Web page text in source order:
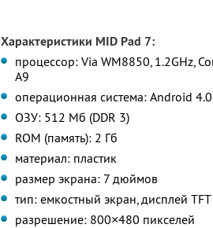
Характеристики MID Pad 7:
процессор: Via WM8850, 1.2GHz,
A9
операционная система: Android
ОЗУ: 512 Мб (DDR 3)
ROM (память): 2 Гб
материал: пластик
размер экрана: 7 дюймов
тип: емкостный экран, дисплей TFT
разрешение: 800×480 пикселей